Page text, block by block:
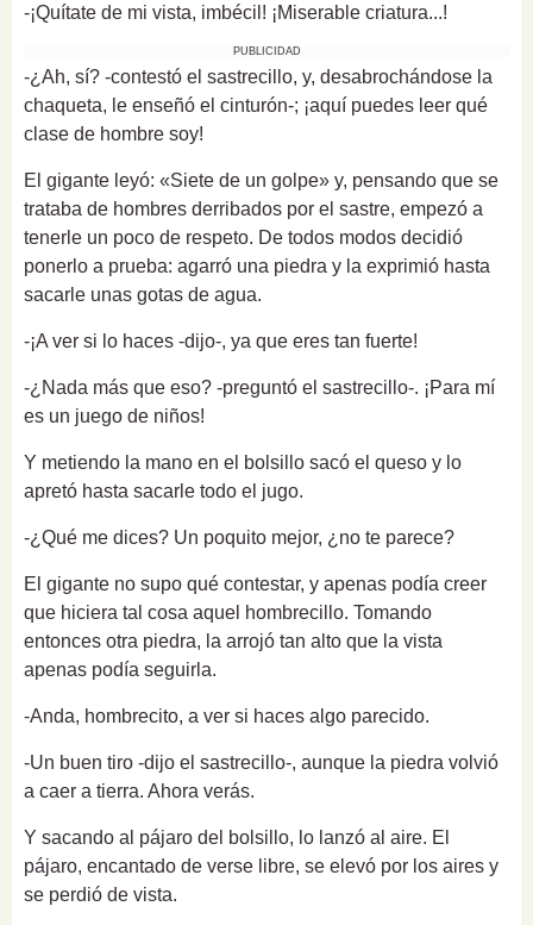
-¡Quítate de mi vista, imbécil! ¡Miserable criatura...!
PUBLICIDAD
-¿Ah, sí? -contestó el sastrecillo, y, desabrochándose la
chaqueta, le enseñó el cinturón-; ¡aquí puedes leer qué
clase de hombre soy!
El gigante leyó: «Siete de un golpe» y, pensando que se
trataba de hombres derribados por el sastre, empezó a
tenerle un poco de respeto. De todos modos decidió
ponerlo a prueba: agarró una piedra y la exprimió hasta
sacarle unas gotas de agua.
-¡A ver si lo haces -dijo-, ya que eres tan fuerte!
-¿Nada más que eso? -preguntó el sastrecillo-. ¡Para mí
es un juego de niños!
Y metiendo la mano en el bolsillo sacó el queso y lo
apretó hasta sacarle todo el jugo.
-¿Qué me dices? Un poquito mejor, ¿no te parece?
El gigante no supo qué contestar, y apenas podía creer
que hiciera tal cosa aquel hombrecillo. Tomando
entonces otra piedra, la arrojó tan alto que la vista
apenas podía seguirla.
-Anda, hombrecito, a ver si haces algo parecido.
-Un buen tiro -dijo el sastrecillo-, aunque la piedra volvió
a caer a tierra. Ahora verás.
Y sacando al pájaro del bolsillo, lo lanzó al aire. El
pájaro, encantado de verse libre, se elevó por los aires y
se perdió de vista.